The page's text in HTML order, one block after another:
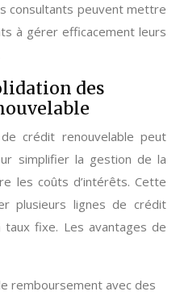
consultants peuvent mettre
à gérer efficacement leurs
des
crédit renouvelable peut
simplifier la gestion de la
les coûts d’intérêts. Cette
plusieurs lignes de crédit
fixe. Les avantages de
remboursement avec des